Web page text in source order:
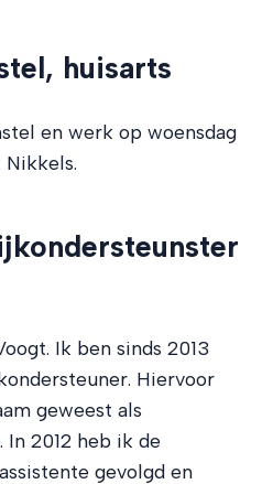
huisarts
en werk op woensdag
Ik ben sinds 2013
Hiervoor
geweest als
In 2012 heb ik de
gevolgd en